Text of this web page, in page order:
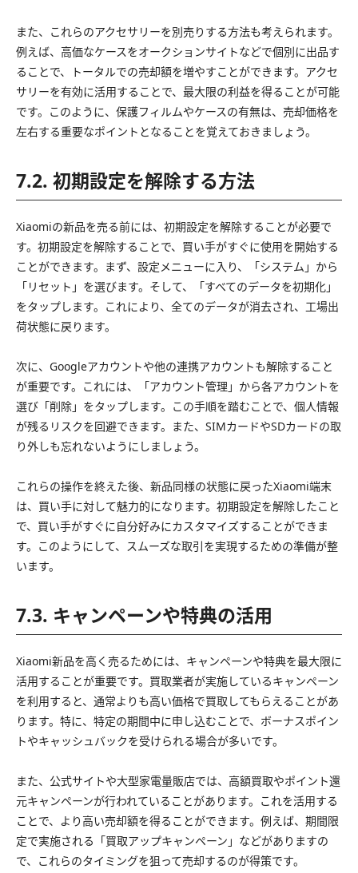
また、これらのアクセサリーを別売りする方法も考えられます。
例えば、高価なケースをオークションサイトなどで個別に出品す
ることで、トータルでの売却額を増やすことができます。アクセ
サリーを有効に活用することで、最大限の利益を得ることが可能
です。このように、保護フィルムやケースの有無は、売却価格を
左右する重要なポイントとなることを覚えておきましょう。
7.2. 初期設定を解除する方法
Xiaomiの新品を売る前には、初期設定を解除することが必要で
す。初期設定を解除することで、買い手がすぐに使用を開始する
ことができます。まず、設定メニューに入り、「システム」から
「リセット」を選びます。そして、「すべてのデータを初期化」
をタップします。これにより、全てのデータが消去され、工場出
荷状態に戻ります。
次に、Googleアカウントや他の連携アカウントも解除すること
が重要です。これには、「アカウント管理」から各アカウントを
選び「削除」をタップします。この手順を踏むことで、個人情報
が残るリスクを回避できます。また、SIMカードやSDカードの取
り外しも忘れないようにしましょう。
これらの操作を終えた後、新品同様の状態に戻ったXiaomi端末
は、買い手に対して魅力的になります。初期設定を解除したこと
で、買い手がすぐに自分好みにカスタマイズすることができま
す。このようにして、スムーズな取引を実現するための準備が整
います。
7.3. キャンペーンや特典の活用
Xiaomi新品を高く売るためには、キャンペーンや特典を最大限に
活用することが重要です。買取業者が実施しているキャンペーン
を利用すると、通常よりも高い価格で買取してもらえることがあ
ります。特に、特定の期間中に申し込むことで、ボーナスポイン
トやキャッシュバックを受けられる場合が多いです。
また、公式サイトや大型家電量販店では、高額買取やポイント還
元キャンペーンが行われていることがあります。これを活用する
ことで、より高い売却額を得ることができます。例えば、期間限
定で実施される「買取アップキャンペーン」などがありますの
で、これらのタイミングを狙って売却するのが得策です。